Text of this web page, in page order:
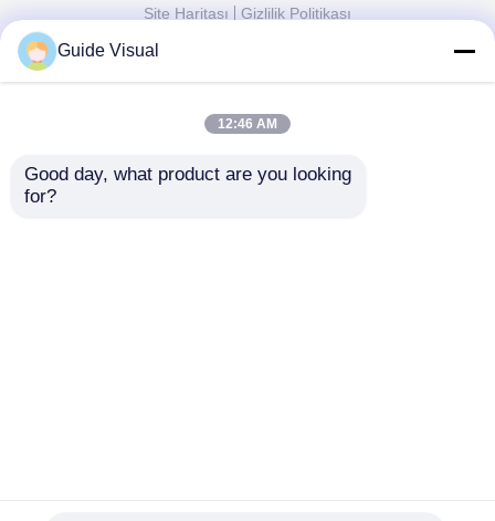
Site Haritası
Gizlilik Politikası
fabrikası.Copyright © 2026 Shenzhen Guide
Guide Visual
12:46 AM
Good day, what product are you looking
for?